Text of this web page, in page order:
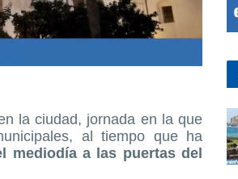
la ciudad, jornada en la que
al tiempo que ha
mediodía a las puertas del